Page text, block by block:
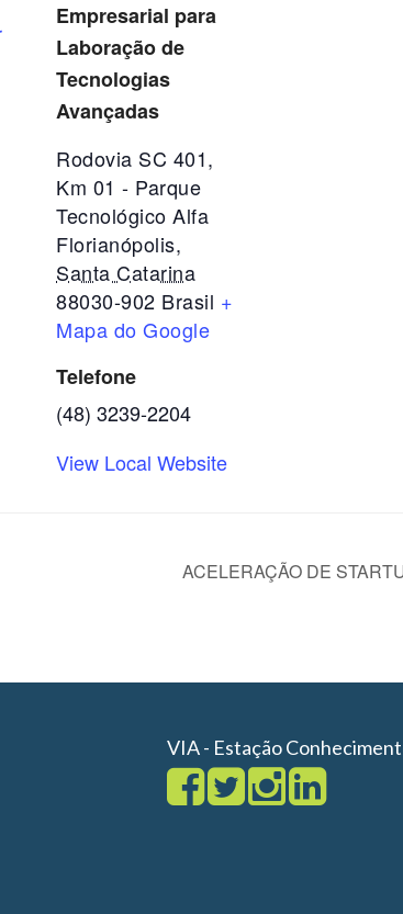
Empresarial para
Laboração de
Tecnologias
Avançadas
Rodovia SC 401,
Km 01 - Parque
Tecnológico Alfa
Florianópolis,
Santa Catarina
88030-902 Brasil +
Mapa do Google
Telefone
(48) 3239-2204
View Local Website
ACELERAÇÃO DE
VIA - Estação